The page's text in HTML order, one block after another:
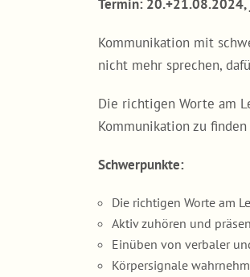
Termin:
Kommunikation mit
nicht mehr sprechen,
Die richtigen Worte am
Kommunikation zu finden
Schwerpunkte:
Die richtigen Worte am
Aktiv zuhören und
Einüben von verbaler
Körpersignale